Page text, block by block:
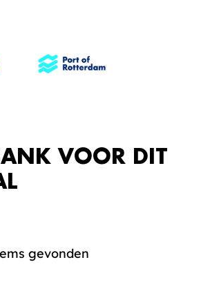
VOOR DIT
gevonden